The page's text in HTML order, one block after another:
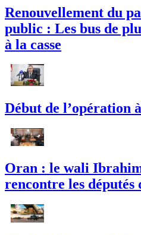
Renouvellement du
public : Les bus de
à la casse
Début de l’opération
Oran : le wali
rencontre les députés